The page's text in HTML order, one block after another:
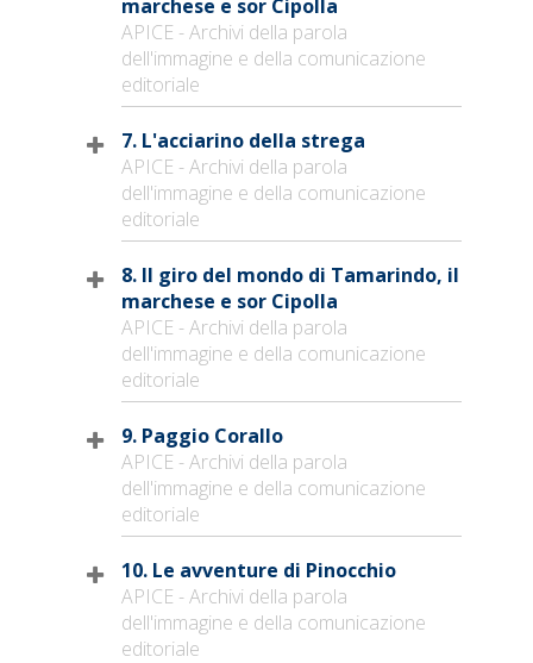
marchese e sor Cipolla
APICE - Archivi della parola
dell'immagine e della comunicazione
editoriale
7. L'acciarino della strega
APICE - Archivi della parola
dell'immagine e della comunicazione
editoriale
8. Il giro del mondo di Tamarindo, il
marchese e sor Cipolla
APICE - Archivi della parola
dell'immagine e della comunicazione
editoriale
9. Paggio Corallo
APICE - Archivi della parola
dell'immagine e della comunicazione
editoriale
10. Le avventure di Pinocchio
APICE - Archivi della parola
dell'immagine e della comunicazione
editoriale